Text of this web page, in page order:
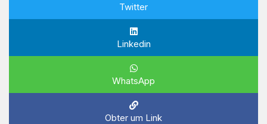
Twitter
Linkedin
WhatsApp
Obter um Link